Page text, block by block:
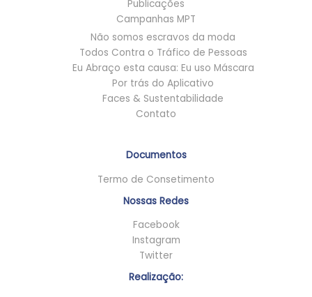
Publicações
Campanhas MPT
Não somos escravos da moda
Todos Contra o Tráfico de Pessoas
Eu Abraço esta causa: Eu uso Máscara
Por trás do Aplicativo
Faces & Sustentabilidade
Contato
Documentos
Termo de Consetimento
Nossas Redes
Facebook
Instagram
Twitter
Realização: